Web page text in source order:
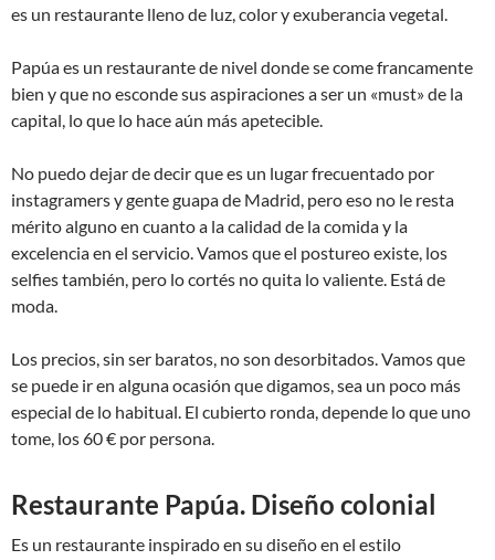
es un restaurante lleno de luz, color y exuberancia vegetal.
Papúa es un restaurante de nivel donde se come francamente
bien y que no esconde sus aspiraciones a ser un «must» de la
capital, lo que lo hace aún más apetecible.
No puedo dejar de decir que es un lugar frecuentado por
instagramers y gente guapa de Madrid, pero eso no le resta
mérito alguno en cuanto a la calidad de la comida y la
excelencia en el servicio. Vamos que el postureo existe, los
selfies también, pero lo cortés no quita lo valiente. Está de
moda.
Los precios, sin ser baratos, no son desorbitados. Vamos que
se puede ir en alguna ocasión que digamos, sea un poco más
especial de lo habitual. El cubierto ronda, depende lo que uno
tome, los 60 € por persona.
Restaurante Papúa. Diseño colonial
Es un restaurante inspirado en su diseño en el estilo